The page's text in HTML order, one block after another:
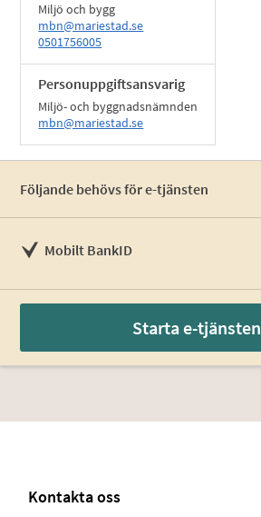
Miljö och bygg
mbn@mariestad.se
0501756005
Personuppgiftsansvarig
Miljö- och byggnadsnämnden
mbn@mariestad.se
Följande behövs för e-tjänsten
Mobilt BankID
Starta e-tjänsten
Kontakta oss